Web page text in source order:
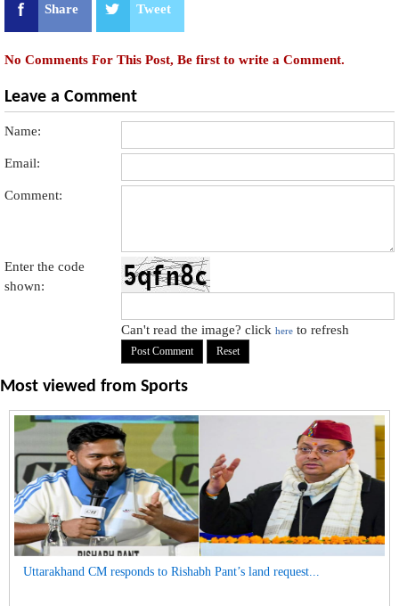
Share Tweet
No Comments For This Post, Be first to write a Comment.
Leave a Comment
Name:
Email:
Comment:
Enter the code
shown:
Can't read the image? clickhere to refresh
Most viewed from Sports
Uttarakhand CM responds to Rishabh Pant’s land request...